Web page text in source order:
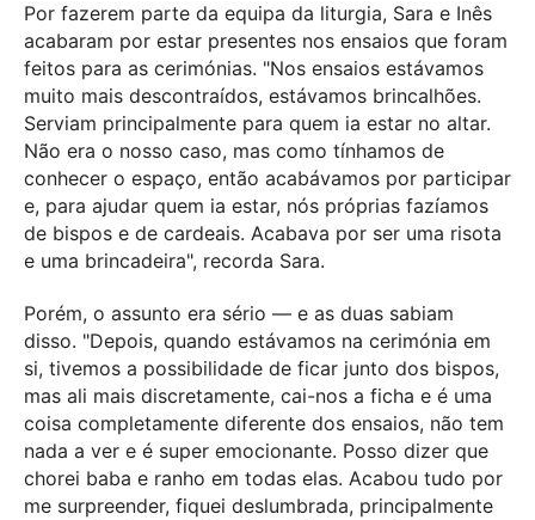
Por fazerem parte da equipa da liturgia, Sara e Inês
acabaram por estar presentes nos ensaios que foram
feitos para as cerimónias. "Nos ensaios estávamos
muito mais descontraídos, estávamos brincalhões.
Serviam principalmente para quem ia estar no altar.
Não era o nosso caso, mas como tínhamos de
conhecer o espaço, então acabávamos por participar
e, para ajudar quem ia estar, nós próprias fazíamos
de bispos e de cardeais. Acabava por ser uma risota
e uma brincadeira", recorda Sara.
Porém, o assunto era sério — e as duas sabiam
disso. "Depois, quando estávamos na cerimónia em
si, tivemos a possibilidade de ficar junto dos bispos,
mas ali mais discretamente, cai-nos a ficha e é uma
coisa completamente diferente dos ensaios, não tem
nada a ver e é super emocionante. Posso dizer que
chorei baba e ranho em todas elas. Acabou tudo por
me surpreender, fiquei deslumbrada, principalmente